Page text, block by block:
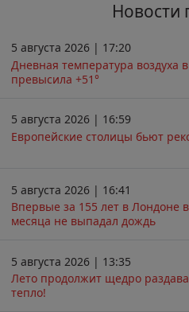
Новости
5 августа 2026 | 17:20
Дневная температура воздуха
превысила +51°
5 августа 2026 | 16:59
Европейские столицы бьют
5 августа 2026 | 16:41
Впервые за 155 лет в Лондоне
месяца не выпадал дождь
5 августа 2026 | 13:35
Лето продолжит щедро
тепло!